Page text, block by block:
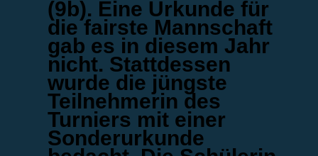
(9b). Eine Urkunde für
die fairste Mannschaft
gab es in diesem Jahr
nicht. Stattdessen
wurde die jüngste
Teilnehmerin des
Turniers mit einer
Sonderurkunde